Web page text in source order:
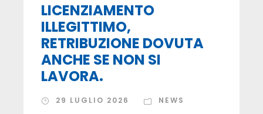
LICENZIAMENTO
ILLEGITTIMO,
RETRIBUZIONE DOVUTA
ANCHE SE NON SI
LAVORA.
29 LUGLIO 2026 NEWS